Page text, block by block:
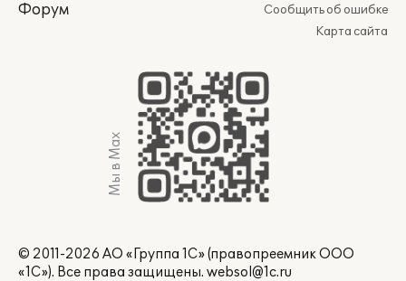
Форум
Сообщить об ошибке
Карта сайта
Мы в Max
© 2011-2026 АО «Группа 1С» (правопреемник ООО
«1С»). Все права защищены. websol@1c.ru